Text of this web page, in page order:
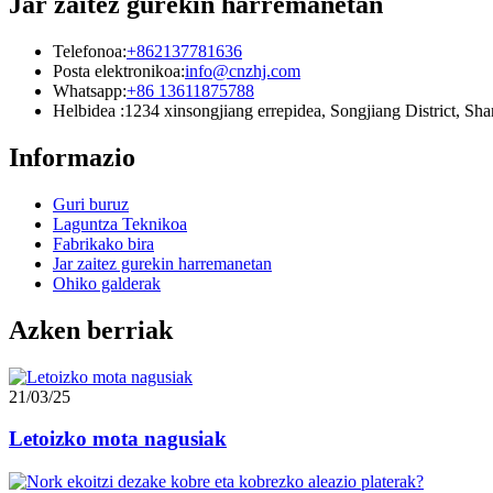
Telefonoa:+862137781636
Posta elektronikoa:info@cnzhj.com
Whatsapp:+86 13611875788
Helbidea :1234 xinsongjiang errepidea, Songjiang District,
Informazio
Guri buruz
Laguntza Teknikoa
Fabrikako bira
Jar zaitez gurekin harremanetan
Ohiko galderak
Azken berriak
21/03/25
Letoizko mota nagusiak